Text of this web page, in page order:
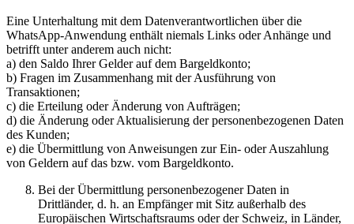
Eine Unterhaltung mit dem Datenverantwortlichen über die
WhatsApp-Anwendung enthält niemals Links oder Anhänge und
betrifft unter anderem auch nicht:
a) den Saldo Ihrer Gelder auf dem Bargeldkonto;
b) Fragen im Zusammenhang mit der Ausführung von
Transaktionen;
c) die Erteilung oder Änderung von Aufträgen;
d) die Änderung oder Aktualisierung der personenbezogenen Daten
des Kunden;
e) die Übermittlung von Anweisungen zur Ein- oder Auszahlung
von Geldern auf das bzw. vom Bargeldkonto.
Bei der Übermittlung personenbezogener Daten in
Drittländer, d. h. an Empfänger mit Sitz außerhalb des
Europäischen Wirtschaftsraums oder der Schweiz, in Länder,